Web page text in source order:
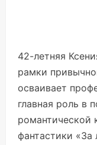
42-летняя
рамки
осваивает
главная роль в
романтической
фантастики